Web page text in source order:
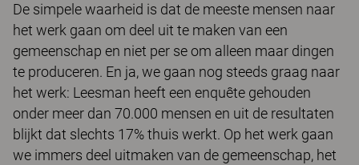
De simpele waarheid is dat de meeste mensen naar
het werk gaan om deel uit te maken van een
gemeenschap en niet per se om alleen maar dingen
te produceren. En ja, we gaan nog steeds graag naar
het werk: Leesman heeft een enquête gehouden
onder meer dan 70.000 mensen en uit de resultaten
blijkt dat slechts 17% thuis werkt. Op het werk gaan
we immers deel uitmaken van de gemeenschap, het